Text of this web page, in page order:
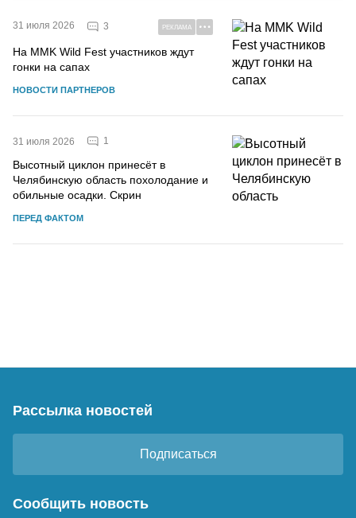
31 июля 2026 3 РЕКЛАМА
На MMK Wild Fest участников ждут
гонки на сапах
НОВОСТИ ПАРТНЕРОВ
31 июля 2026 1
Высотный циклон принесёт в
Челябинскую область похолодание и
обильные осадки. Скрин
ПЕРЕД ФАКТОМ
Рассылка новостей
Подписаться
Сообщить новость